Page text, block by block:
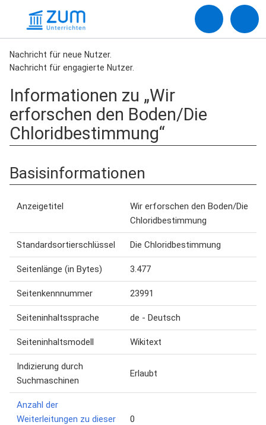
Nachricht für neue Nutzer.
Nachricht für engagierte Nutzer.
Informationen zu „Wir
erforschen den Boden/Die
Chloridbestimmung“
Basisinformationen
Anzeigetitel
Wir erforschen den Boden/Die
Chloridbestimmung
Standardsortierschlüssel Die Chloridbestimmung
Seitenlänge (in Bytes) 3.477
Seitenkennnummer 23991
Seiteninhaltssprache de - Deutsch
Seiteninhaltsmodell Wikitext
Indizierung durch
Suchmaschinen
Erlaubt
Anzahl der
Weiterleitungen zu dieser
0